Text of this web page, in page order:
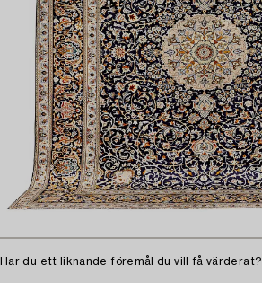
Har du ett liknande föremål du vill få värderat?